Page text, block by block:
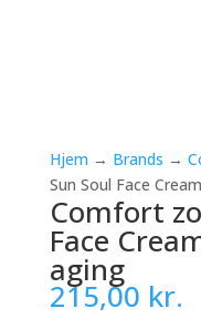
Hjem → Brands →
Sun Soul Face
Comfort
Face
aging
215,00 kr.